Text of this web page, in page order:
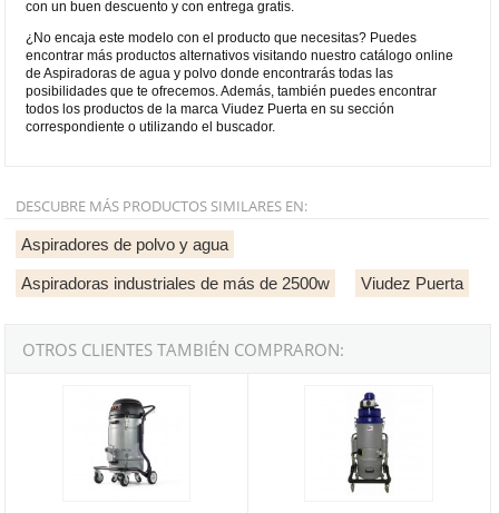
con un buen descuento y con entrega gratis.
¿No encaja este modelo con el producto que necesitas? Puedes
encontrar más productos alternativos visitando nuestro catálogo online
de Aspiradoras de agua y polvo donde encontrarás todas las
posibilidades que te ofrecemos. Además, también puedes encontrar
todos los productos de la marca Viudez Puerta en su sección
correspondiente o utilizando el buscador.
DESCUBRE MÁS PRODUCTOS SIMILARES EN:
Aspiradores de polvo y agua
Aspiradoras industriales de más de 2500w Viudez Puerta
OTROS CLIENTES TAMBIÉN COMPRARON: